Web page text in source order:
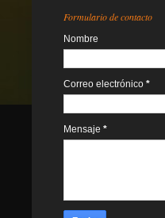
Formulario de contacto
Nombre
Correo electrónico *
Mensaje *